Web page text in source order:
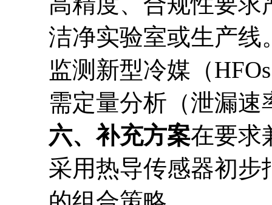
洁净实验室或生产线
监测新型冷媒（
需定量分析（泄漏速
六、补充方案在要求
采用热导传感器初步